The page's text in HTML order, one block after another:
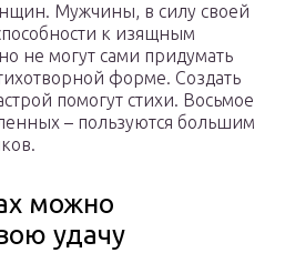
Мужчины, в силу своей
к изящным
не могут сами придумать
форме. Создать
помогут стихи. Восьмое
– пользуются большим
можно
удачу